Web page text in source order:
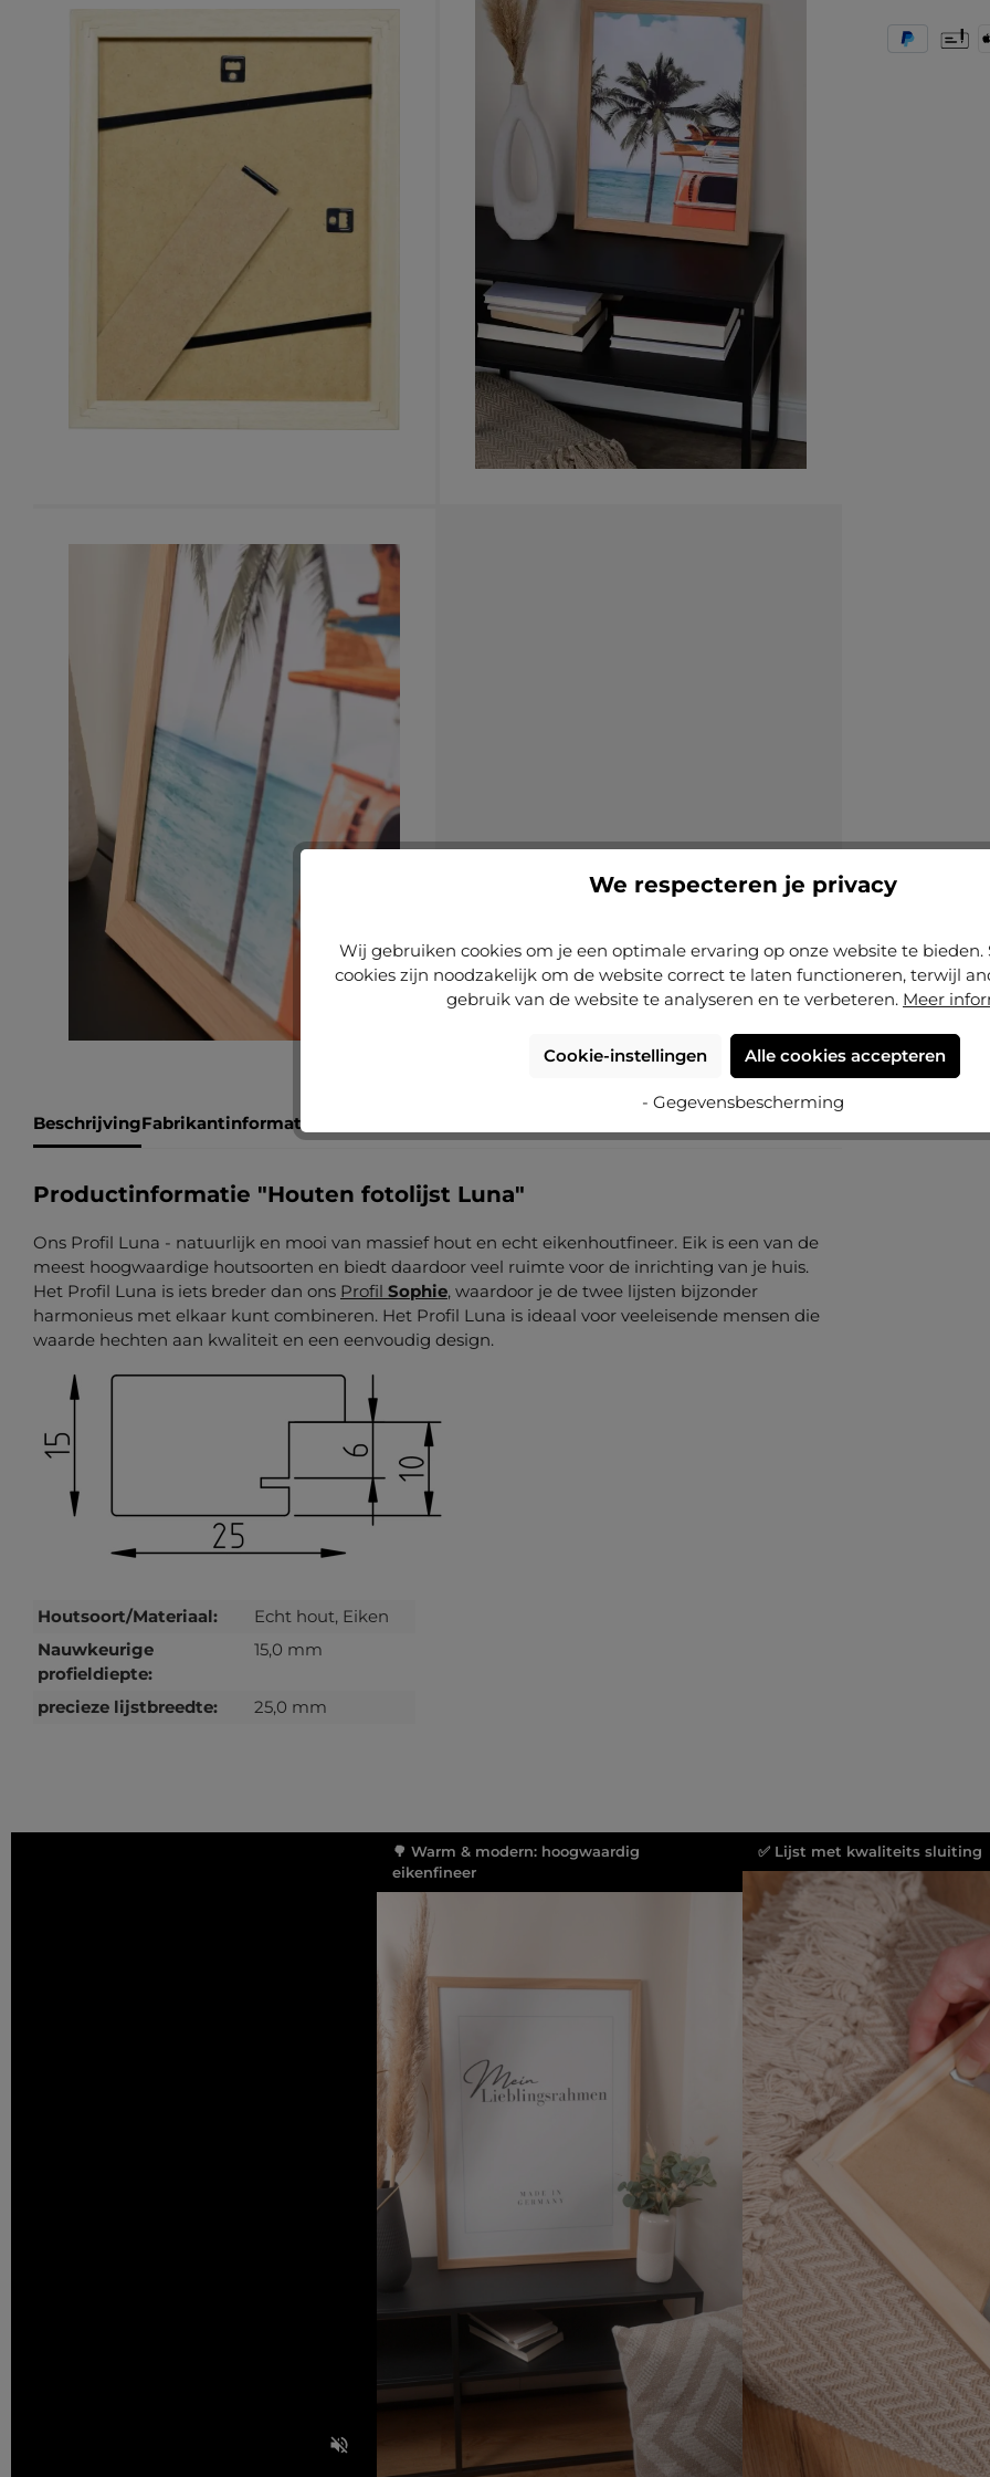
BeschrijvingFabrikantinformatie
Productinformatie "Houten fotolijst Luna"
Ons Profil Luna - natuurlijk en mooi van massief hout en echt eikenhoutfineer. Eik is een van de
meest hoogwaardige houtsoorten en biedt daardoor veel ruimte voor de inrichting van je huis.
Het Profil Luna is iets breder dan ons Profil Sophie, waardoor je de twee lijsten bijzonder
harmonieus met elkaar kunt combineren. Het Profil Luna is ideaal voor veeleisende mensen die
waarde hechten aan kwaliteit en een eenvoudig design.
Houtsoort/Materiaal:
Echt hout, Eiken
Nauwkeurige
profieldiepte:
15,0 mm
precieze lijstbreedte: 25,0 mm
PayPal
🌳 Warm & modern: hoogwaardig
eikenfineer
✅ Lijst met kwaliteits sluiting
We respecteren je privacy
Wij gebruiken cookies om je een optimale ervaring op onze website te bieden.
cookies zijn noodzakelijk om de website correct te laten functioneren, terwijl
gebruik van de website te analyseren en te verbeteren. Meer
Cookie-instellingen Alle cookies accepteren
- Gegevensbescherming